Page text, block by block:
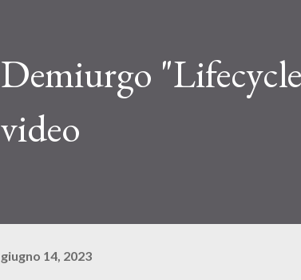
Demiurgo
video
giugno 14, 2023